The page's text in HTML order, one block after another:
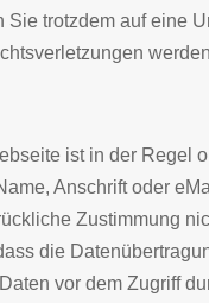
Sie trotzdem auf eine
ist in der Regel
Anschrift oder
Zustimmung
die
vor dem Zugriff